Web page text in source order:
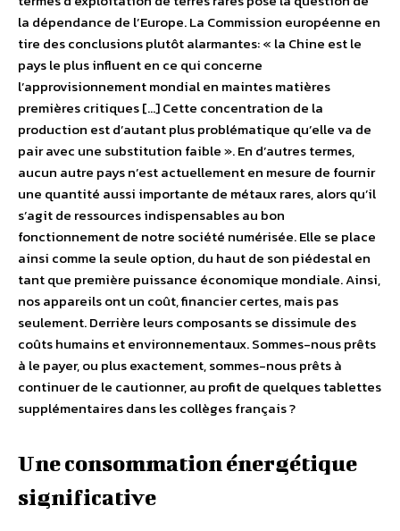
la dépendance de l’Europe. La Commission européenne en
tire des conclusions plutôt alarmantes: « la Chine est le
pays le plus influent en ce qui concerne
l’approvisionnement mondial en maintes matières
premières critiques […] Cette concentration de la
production est d’autant plus problématique qu’elle va de
pair avec une substitution faible ». En d’autres termes,
aucun autre pays n’est actuellement en mesure de fournir
une quantité aussi importante de métaux rares, alors qu’il
s’agit de ressources indispensables au bon
fonctionnement de notre société numérisée. Elle se place
ainsi comme la seule option, du haut de son piédestal en
tant que première puissance économique mondiale. Ainsi,
nos appareils ont un coût, financier certes, mais pas
seulement. Derrière leurs composants se dissimule des
coûts humains et environnementaux. Sommes-nous prêts
à le payer, ou plus exactement, sommes-nous prêts à
continuer de le cautionner, au profit de quelques tablettes
supplémentaires dans les collèges français ?
Une consommation énergétique
significative